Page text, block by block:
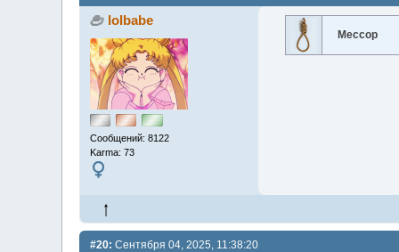
lolbabe
Сообщений: 8122
Karma: 73
Мессор
#20: Сентября 04, 2025, 11:38:20